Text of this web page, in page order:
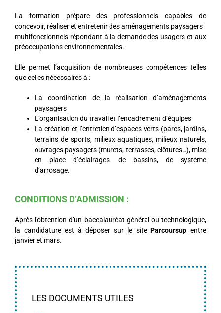
La formation prépare des professionnels capables de
concevoir, réaliser et entretenir des aménagements paysagers
multifonctionnels répondant à la demande des usagers et aux
préoccupations environnementales.
Elle permet l’acquisition de nombreuses compétences telles
que celles nécessaires à :
La coordination de la réalisation d’aménagements
paysagers
L’organisation du travail et l’encadrement d’équipes
La création et l’entretien d’espaces verts (parcs, jardins,
terrains de sports, milieux aquatiques, milieux naturels,
ouvrages paysagers (murets, terrasses, clôtures…), mise
en place d’éclairages, de bassins, de système
d’arrosage.
CONDITIONS D’ADMISSION :
Après l’obtention d’un baccalauréat général ou technologique,
la candidature est à déposer sur le siteParcoursup entre
janvier et mars.
LES DOCUMENTS UTILES